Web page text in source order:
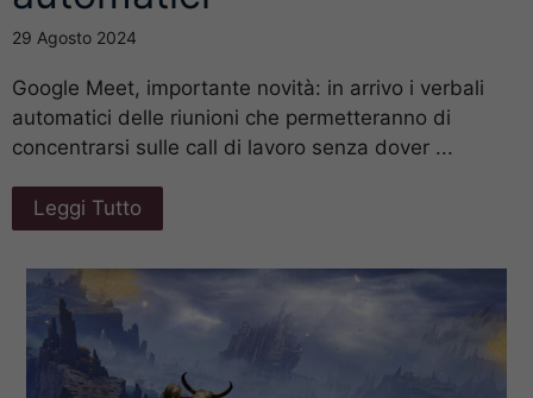
29 Agosto 2024
Google Meet, importante novità: in arrivo i verbali
automatici delle riunioni che permetteranno di
concentrarsi sulle call di lavoro senza dover ...
Leggi Tutto